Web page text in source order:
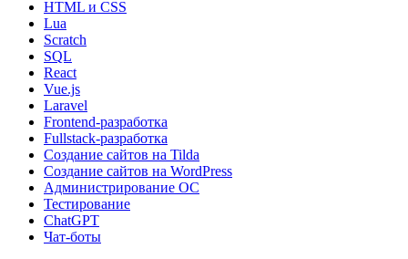
HTML и CSS
Lua
Scratch
SQL
React
Vue.js
Laravel
Frontend-разработка
Fullstack-разработка
Создание сайтов на Tilda
Создание сайтов на WordPress
Администрирование ОС
Тестирование
ChatGPT
Чат-боты